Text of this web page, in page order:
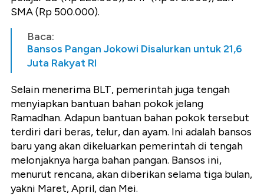
SMA (Rp 500.000).
Baca:
Bansos Pangan Jokowi Disalurkan untuk 21,6
Juta Rakyat RI
Selain menerima BLT, pemerintah juga tengah
menyiapkan bantuan bahan pokok jelang
Ramadhan. Adapun bantuan bahan pokok tersebut
terdiri dari beras, telur, dan ayam. Ini adalah bansos
baru yang akan dikeluarkan pemerintah di tengah
melonjaknya harga bahan pangan. Bansos ini,
menurut rencana, akan diberikan selama tiga bulan,
yakni Maret, April, dan Mei.